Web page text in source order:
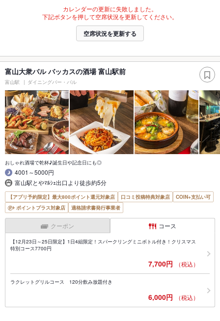
カレンダーの更新に失敗しました。
下記ボタンを押して空席状況を更新してください。
空席状況を更新する
富山大衆バル バッカスの酒場 富山駅前
富山駅 ダイニングバー・バル
おしゃれ酒場で乾杯♪誕生日や記念日にも◎
4001～5000円
富山駅とやﾏﾙｼｪ出口より徒歩約5分
【アプリ予約限定】最大800ポイント還元対象店 口コミ投稿特典対象店
COIN+支払い可
ポイントプラス対象店
適格請求書発行事業者
クーポン コース
【12月23日～25日限定】1日4組限定！スパークリングミニボトル付き！クリスマス
特別コース7700円
7,700円 （税込）
ラクレットグリルコース 120分飲み放題付き
6,000円 （税込）